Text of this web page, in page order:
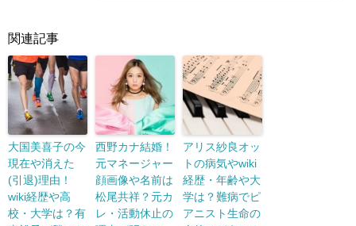
関連記事
大国美喜子の今
現在や消えた
(引退)理由！
wiki経歴や高
校・大学は？有
西野カナ結婚！
元マネージャー
顔画像や名前は
松尾共祥？元カ
レ・活動休止の
アリス紗良オッ
トの病気やwiki
経歴・年齢や大
学は？難病でピ
アニスト生命の